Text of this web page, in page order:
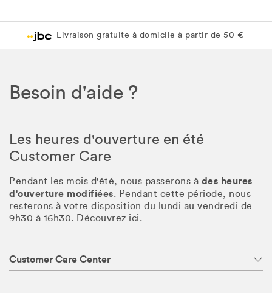
Livraison gratuite à domicile à partir de 50 €
Besoin d'aide ?
Les heures d'ouverture en été
Customer Care
Pendant les mois d'été, nous passerons à des heures
d'ouverture modifiées. Pendant cette période, nous
resterons à votre disposition du lundi au vendredi de
9h30 à 16h30. Découvrez ici.
Customer Care Center